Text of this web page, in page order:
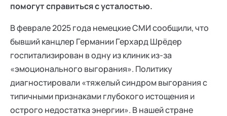
помогут справиться с усталостью.
В феврале 2025 года немецкие СМИ сообщили, что
бывший канцлер Германии Герхард Шрёдер
госпитализирован в одну из клиник из-за
«эмоционального выгорания». Политику
диагностировали «тяжелый синдром выгорания с
типичными признаками глубокого истощения и
острого недостатка энергии». В нашей стране